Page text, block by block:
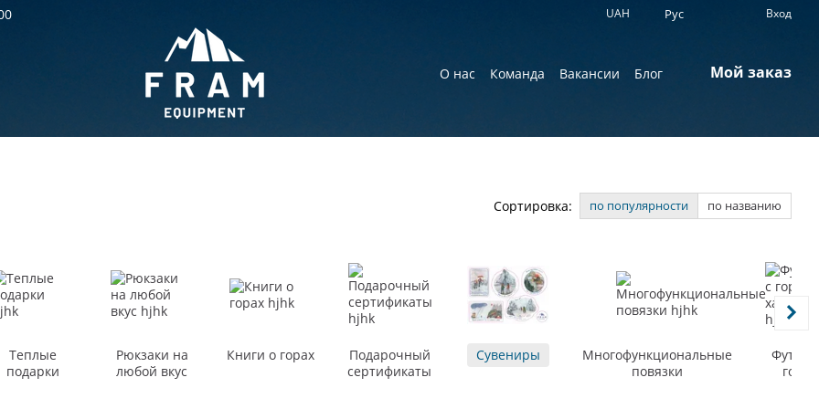
UAH Рус Вход
О нас Команда Вакансии Блог Мой заказ
Сортировка: по популярности по названию
Теплые
подарки
Рюкзаки на
любой вкус
Книги о горах
Подарочный
сертификаты
Сувениры
Многофункциональные
повязки